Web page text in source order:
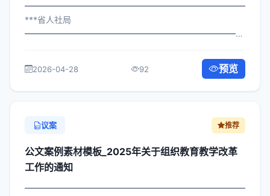
***省人社局
直属机构： 为深入贯彻落实习近平总书...
2026-04-28 92 预览
议案 推荐
公文案例素材模板_2025年关于组织教育教学改革
工作的通知